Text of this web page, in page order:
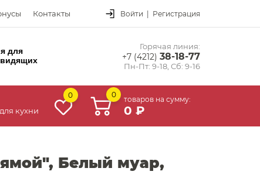
Контакты Войти | Регистрация
для
Горячая линия:
+7 (4212) 38-18-77
Пн-Пт: 9-18, Сб: 9-16
кухни
0 0
товаров на сумму:
0 ₽
Белый муар,